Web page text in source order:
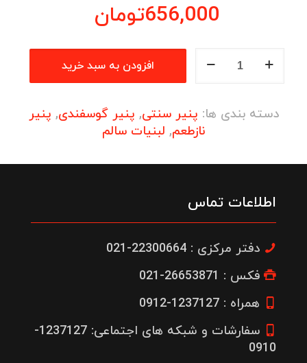
656,000تومان
پنیر
لیقوان
گرم
افزودن به سبد خرید
دسته بندی ها: پنیر سنتی, پنیر گوسفندی, پنیر
نازطعم, لبنیات سالم
اطلاعات تماس
دفتر مرکزی : 22300664-021
فکس : 26653871-021
همراه : 1237127-0912
سفارشات و شبکه های اجتماعی: 1237127-
0910